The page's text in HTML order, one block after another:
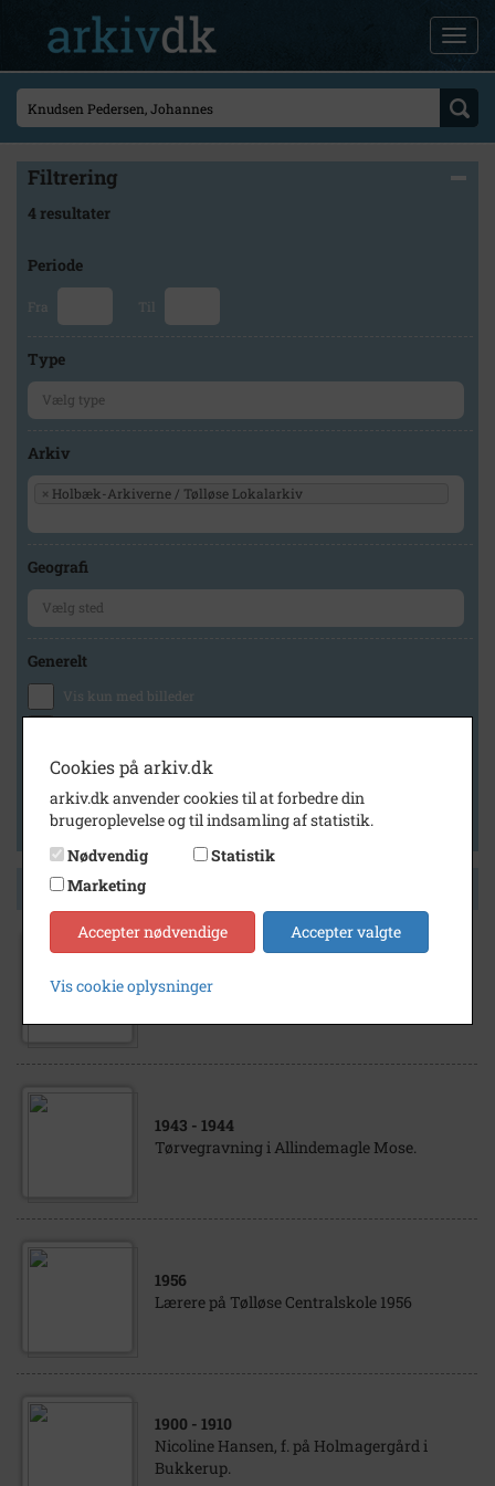
Filtrering
4 resultater
Periode
Fra Til
Type
Arkiv
× Holbæk-Arkiverne / Tølløse Lokalarkiv
Geografi
Generelt
Vis kun med billeder
Vis kun med lydklip
Vis kun med kilder
Vis kun med geo-tag
Side 1 af 1
1910
Nicoline Knudsen Pedersen med sønnen
1943 - 1944
Tørvegravning i Allindemagle Mose.
1956
Lærere på Tølløse Centralskole 1956
1900 - 1910
Nicoline Hansen, f. på Holmagergård i
Bukkerup.
Cookies på arkiv.dk
arkiv.dk anvender cookies til at forbedre din
brugeroplevelse og til indsamling af statistik.
Nødvendig
Statistik
Marketing
Accepter nødvendige Accepter valgte
Vis cookie oplysninger